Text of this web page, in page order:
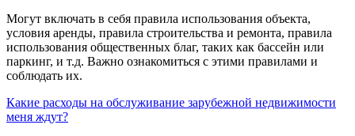
Могут включать в себя правила использования объекта,
условия аренды, правила строительства и ремонта, правила
использования общественных благ, таких как бассейн или
паркинг, и т.д. Важно ознакомиться с этими правилами и
соблюдать их.
Какие расходы на обслуживание зарубежной недвижимости
меня ждут?